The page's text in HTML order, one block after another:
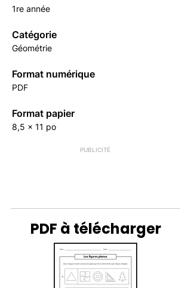
1re année
Catégorie
Géométrie
Format numérique
PDF
Format papier
8,5 x 11 po
PUBLICITÉ
PDF à télécharger